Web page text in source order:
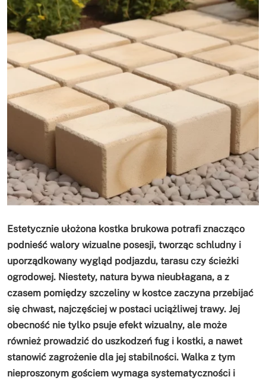
Estetycznie ułożona kostka brukowa potrafi znacząco
podnieść walory wizualne posesji, tworząc schludny i
uporządkowany wygląd podjazdu, tarasu czy ścieżki
ogrodowej. Niestety, natura bywa nieubłagana, a z
czasem pomiędzy szczeliny w kostce zaczyna przebijać
się chwast, najczęściej w postaci uciążliwej trawy. Jej
obecność nie tylko psuje efekt wizualny, ale może
również prowadzić do uszkodzeń fug i kostki, a nawet
stanowić zagrożenie dla jej stabilności. Walka z tym
nieproszonym gościem wymaga systematyczności i